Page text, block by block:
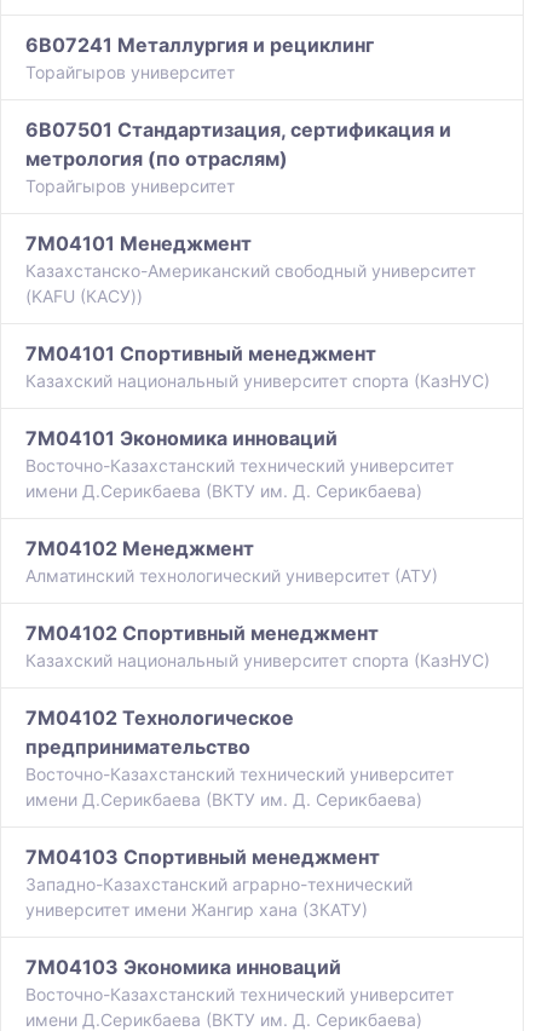
6B07241 Металлургия и рециклинг
Торайгыров университет
6B07501 Стандартизация, сертификация и
метрология (по отраслям)
Торайгыров университет
7M04101 Менеджмент
Казахстанско-Американский свободный университет
(KAFU (КАСУ))
7M04101 Спортивный менеджмент
Казахский национальный университет спорта (КазНУС)
7M04101 Экономика инноваций
Восточно-Казахстанский технический университет
имени Д.Серикбаева (ВКТУ им. Д. Серикбаева)
7M04102 Менеджмент
Алматинский технологический университет (АТУ)
7M04102 Спортивный менеджмент
Казахский национальный университет спорта (КазНУС)
7M04102 Технологическое
предпринимательство
Восточно-Казахстанский технический университет
имени Д.Серикбаева (ВКТУ им. Д. Серикбаева)
7M04103 Спортивный менеджмент
Западно-Казахстанский аграрно-технический
университет имени Жангир хана (ЗКАТУ)
7M04103 Экономика инноваций
Восточно-Казахстанский технический университет
имени Д.Серикбаева (ВКТУ им. Д. Серикбаева)